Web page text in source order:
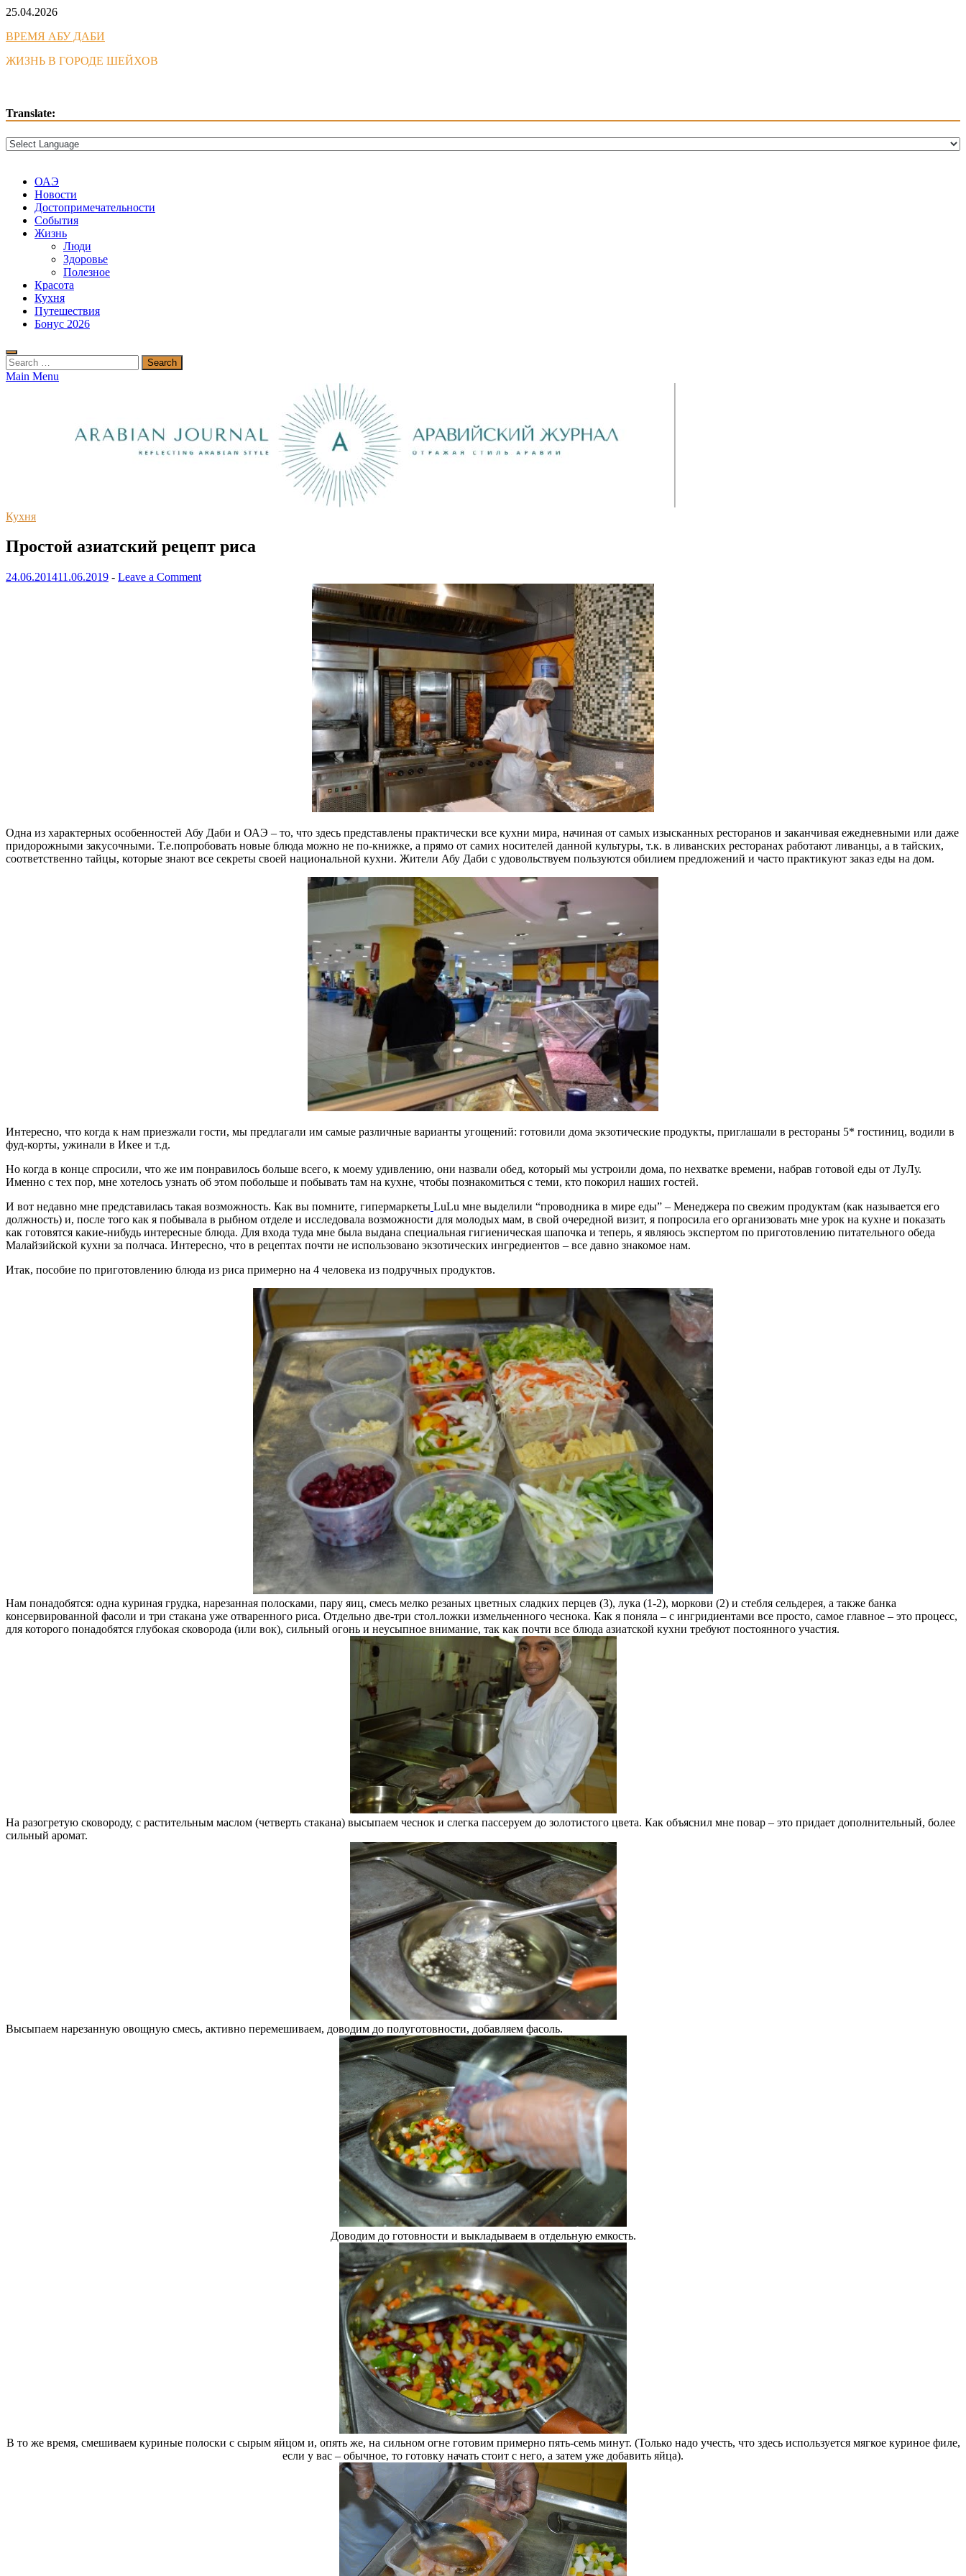
Skip
content
25.04.2026
ВРЕМЯ АБУ ДАБИ
ЖИЗНЬ В ГОРОДЕ ШЕЙХОВ
Translate:
ОАЭ
Новости
Достопримечательности
События
Жизнь
Люди
Здоровье
Полезное
Красота
Кухня
Путешествия
Бонус 2026
Search
for:
Main Menu
Кухня
Простой азиатский рецепт риса
24.06.201411.06.2019 - Leave a Comment
Одна из характерных особенностей Абу Даби и ОАЭ – то, что здесь представлены практически все кухни мира, начиная от самых изысканных ресторанов и заканчивая ежедневными или даже
придорожными закусочными. Т.е.попробовать новые блюда можно не по-книжке, а прямо от самих носителей данной культуры, т.к. в ливанских ресторанах работают ливанцы, а в тайских,
соответственно тайцы, которые знают все секреты своей национальной кухни. Жители Абу Даби с удовольствуем пользуются обилием предложений и часто практикуют заказ еды на дом.
Интересно, что когда к нам приезжали гости, мы предлагали им самые различные варианты угощений: готовили дома экзотические продукты, приглашали в рестораны 5* гостиниц, водили в
фуд-корты, ужинали в Икее и т.д.
Но когда в конце спросили, что же им понравилось больше всего, к моему удивлению, они назвали обед, который мы устроили дома, по нехватке времени, набрав готовой еды от ЛуЛу.
Именно с тех пор, мне хотелось узнать об этом побольше и побывать там на кухне, чтобы познакомиться с теми, кто покорил наших гостей.
И вот недавно мне представилась такая возможность. Как вы помните, гипермаркеты LuLu мне выделили “проводника в мире еды” – Менеджера по свежим продуктам (как называется его
должность) и, после того как я побывала в рыбном отделе и исследовала возможности для молодых мам, в свой очередной визит, я попросила его организовать мне урок на кухне и показать
как готовятся какие-нибудь интересные блюда. Для входа туда мне была выдана специальная гигиеническая шапочка и теперь, я являюсь экспертом по приготовлению питательного обеда
Малайзийской кухни за полчаса. Интересно, что в рецептах почти не использовано экзотических ингредиентов – все давно знакомое нам.
Итак, пособие по приготовлению блюда из риса примерно на 4 человека из подручных продуктов.
Нам понадобятся: одна куриная грудка, нарезанная полосками, пару яиц, смесь мелко резаных цветных сладких перцев (3), лука (1-2), моркови (2) и стебля сельдерея, а также банка
консервированной фасоли и три стакана уже отваренного риса. Отдельно две-три стол.ложки измельченного чеснока. Как я поняла – с ингридиентами все просто, самое главное – это процесс,
для которого понадобятся глубокая сковорода (или вок), сильный огонь и неусыпное внимание, так как почти все блюда азиатской кухни требуют постоянного участия.
На разогретую сковороду, с растительным маслом (четверть стакана) высыпаем чеснок и слегка пассеруем до золотистого цвета. Как объяснил мне повар – это придает дополнительный, более
сильный аромат.
Высыпаем нарезанную овощную смесь, активно перемешиваем, доводим до полуготовности, добавляем фасоль.
Доводим до готовности и выкладываем в отдельную емкость.
В то же время, смешиваем куриные полоски с сырым яйцом и, опять же, на сильном огне готовим примерно пять-семь минут. (Только надо учесть, что здесь используется мягкое куриное филе,
если у вас – обычное, то готовку начать стоит с него, а затем уже добавить яйца).